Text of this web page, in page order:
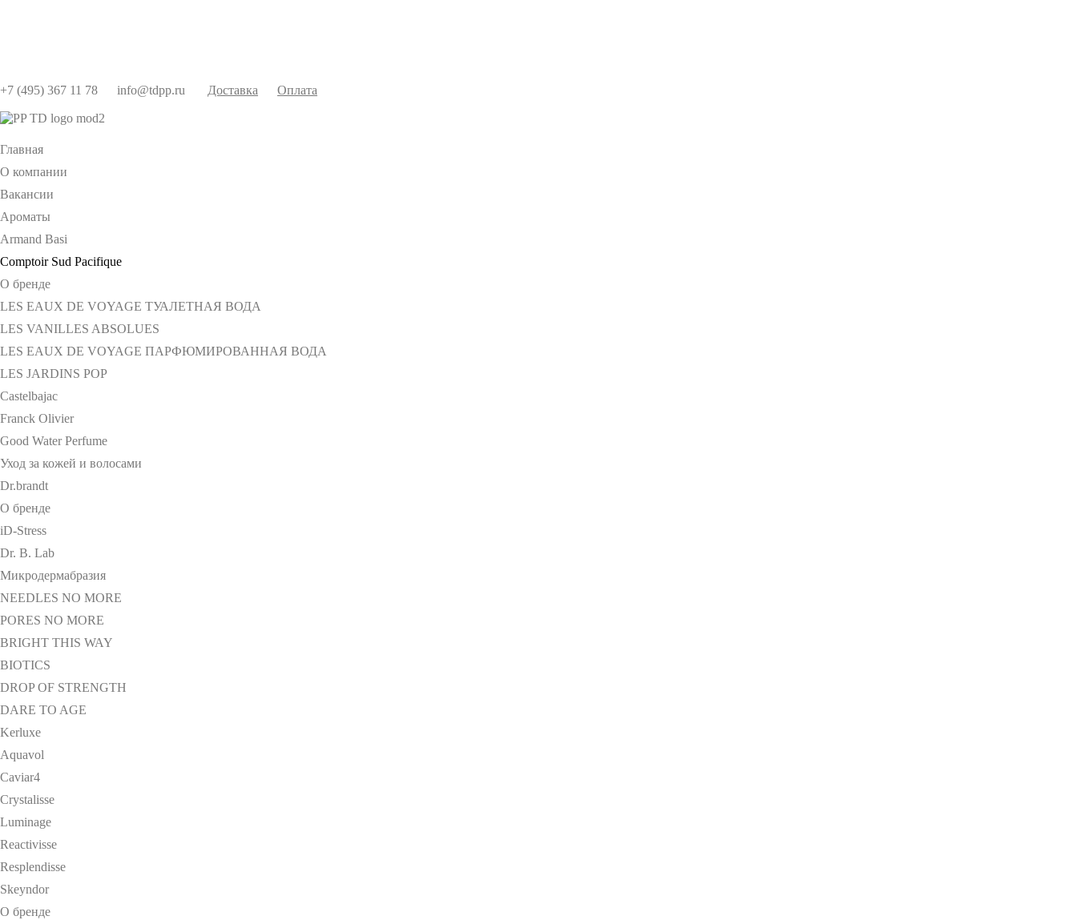
+7 (495) 367 11 78 info@tdpp.ru Доставка Оплата
Главная
О компании
Вакансии
Ароматы
Armand Basi
Comptoir Sud Pacifique
О бренде
LES EAUX DE VOYAGE ТУАЛЕТНАЯ ВОДА
LES VANILLES ABSOLUES
LES EAUX DE VOYAGE ПАРФЮМИРОВАННАЯ ВОДА
LES JARDINS POP
Castelbajac
Franck Olivier
Good Water Perfume
Уход за кожей и волосами
Dr.brandt
О бренде
iD-Stress
Dr. B. Lab
Микродермабразия
NEEDLES NO MORE
PORES NO MORE
BRIGHT THIS WAY
BIOTICS
DROP OF STRENGTH
DARE TO AGE
Kerluxe
Aquavol
Caviar4
Crystalisse
Luminage
Reactivisse
Resplendisse
Skeyndor
О бренде